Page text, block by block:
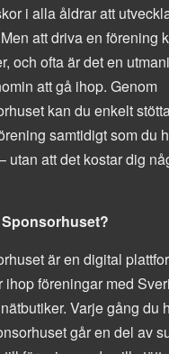
i alla åldrar att
att driva en förening
och ofta är det en
att gå ihop. Genom
kan du enkelt
samtidigt som du
utan att det kostar dig
Sponsorhuset?
är en digital
ihop föreningar med
Varje gång du
går en del av